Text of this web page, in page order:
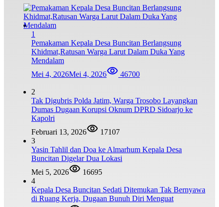
1
Pemakaman Kepala Desa Buncitan Berlangsung
Khidmat,Ratusan Warga Larut Dalam Duka Yang
Mendalam
Mei 4, 2026Mei 4, 2026 46700
2
Tak Digubris Polda Jatim, Warga Trosobo Layangkan
Dumas Dugaan Korupsi Oknum DPRD Sidoarjo ke
Kapolri
Februari 13, 2026
17107
3
Yasin Tahlil dan Doa ke Almarhum Kepala Desa
Buncitan Digelar Dua Lokasi
Mei 5, 2026
16695
4
Kepala Desa Buncitan Sedati Ditemukan Tak Bernyawa
di Ruang Kerja, Dugaan Bunuh Diri Menguat